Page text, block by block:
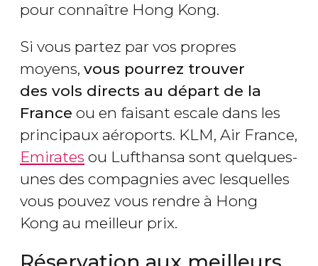
pour connaître Hong Kong.
Si vous partez par vos propres
moyens, vous pourrez trouver
des vols directs au départ de la
France ou en faisant escale dans les
principaux aéroports. KLM, Air France,
Emirates ou Lufthansa sont quelques-
unes des compagnies avec lesquelles
vous pouvez vous rendre à Hong
Kong au meilleur prix.